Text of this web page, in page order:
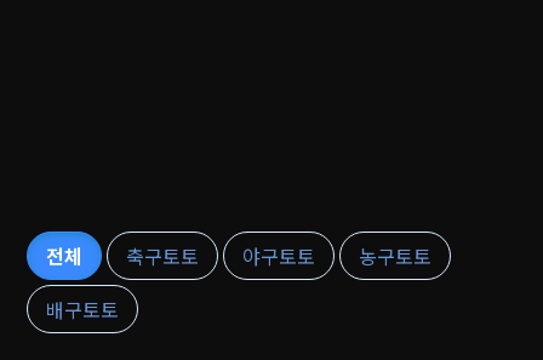
전체 축구토토 야구토토
농구토토
배구토토